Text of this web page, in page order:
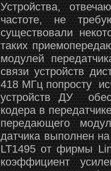
Устройства,
частоте, не
существовали
таких
модулей
связи устройств
418 МГц попросту
устройств ДУ
кодера в
передающего
датчика выполнен
LT1495 от фирмы
коэффициент